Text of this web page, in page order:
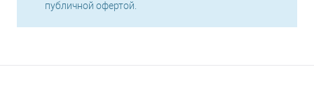
публичной офертой.